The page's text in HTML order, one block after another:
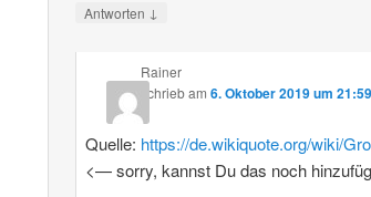
Antworten ↓
Rainer
schriebam 6. Oktober 2019 um
Quelle: https://de.wikiquote.org/wiki/
<— sorry, kannst Du das noch